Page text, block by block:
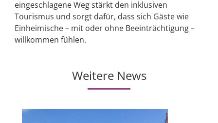
eingeschlagene Weg stärkt den inklusiven
Tourismus und sorgt dafür, dass sich Gäste wie
Einheimische – mit oder ohne Beeinträchtigung –
willkommen fühlen.
Weitere News